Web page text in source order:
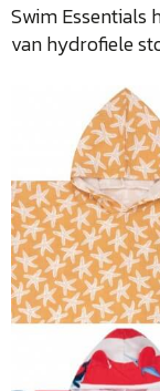
Swim Essentials
van hydrofiele